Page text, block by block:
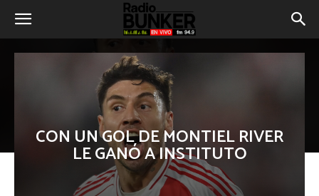
CON UN GOL DE MONTIEL RIVER
LE GANÓ A INSTITUTO